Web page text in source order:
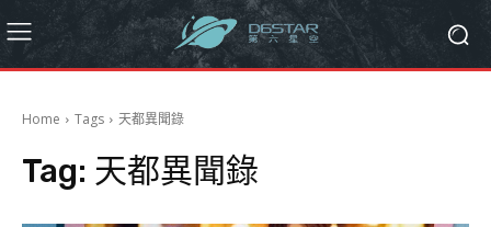
Home Tags 天都異聞錄
Tag: 天都異聞錄